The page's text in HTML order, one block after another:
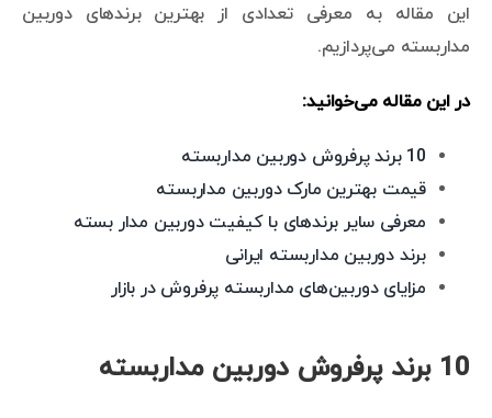
این مقاله به معرفی تعدادی از بهترین برندهای دوربین
مداربسته می‌پردازیم.
در این مقاله می‌خوانید:
10 برند پرفروش دوربین مداربسته
قیمت بهترین مارک دوربین مداربسته
معرفی سایر برندهای با کیفیت دوربین مدار بسته
برند دوربین مداربسته ایرانی
مزایای دوربین‌های مداربسته پرفروش در بازار
10 برند پرفروش دوربین مداربسته